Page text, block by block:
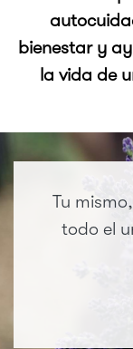
bienestar y
la vida de
Tu
todo el